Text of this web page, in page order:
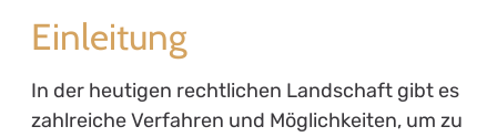
Einleitung
In der heutigen rechtlichen Landschaft gibt es
zahlreiche Verfahren und Möglichkeiten, um zu